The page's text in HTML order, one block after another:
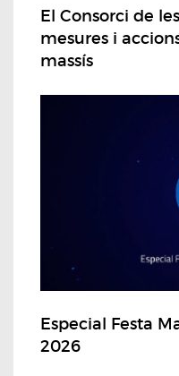
El Consorci de
mesures i
massís
Especial Festa
2026